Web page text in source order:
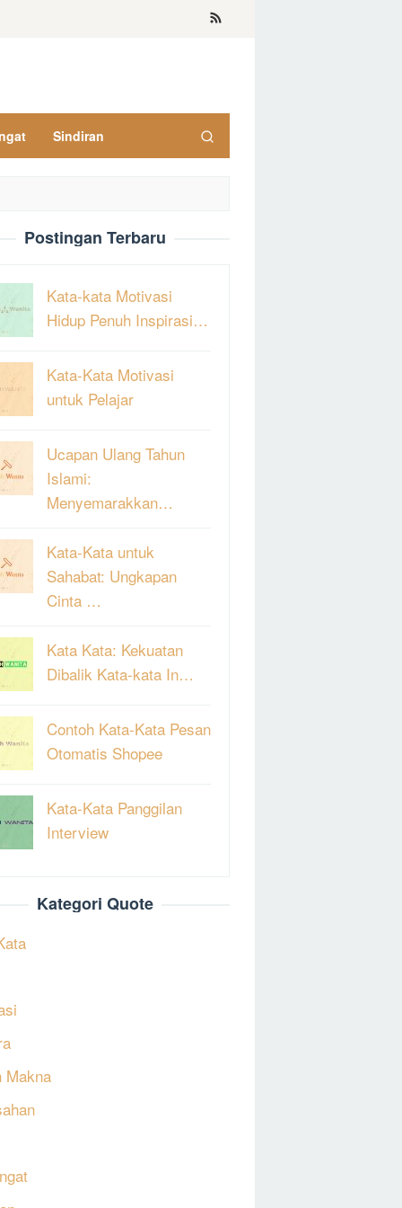
Sindiran
Postingan Terbaru
Kata-kata Motivasi
Hidup Penuh Inspirasi…
Kata-Kata Motivasi
untuk Pelajar
Ucapan Ulang Tahun
Islami:
Menyemarakkan…
Kata-Kata untuk
Sahabat: Ungkapan
Cinta …
Kata Kata: Kekuatan
Dibalik Kata-kata In…
Contoh Kata-Kata Pesan
Otomatis Shopee
Kata-Kata Panggilan
Interview
Kategori Quote
Makna